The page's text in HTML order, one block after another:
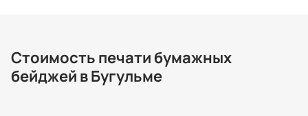
Стоимость печати бумажных
бейджей в Бугульме